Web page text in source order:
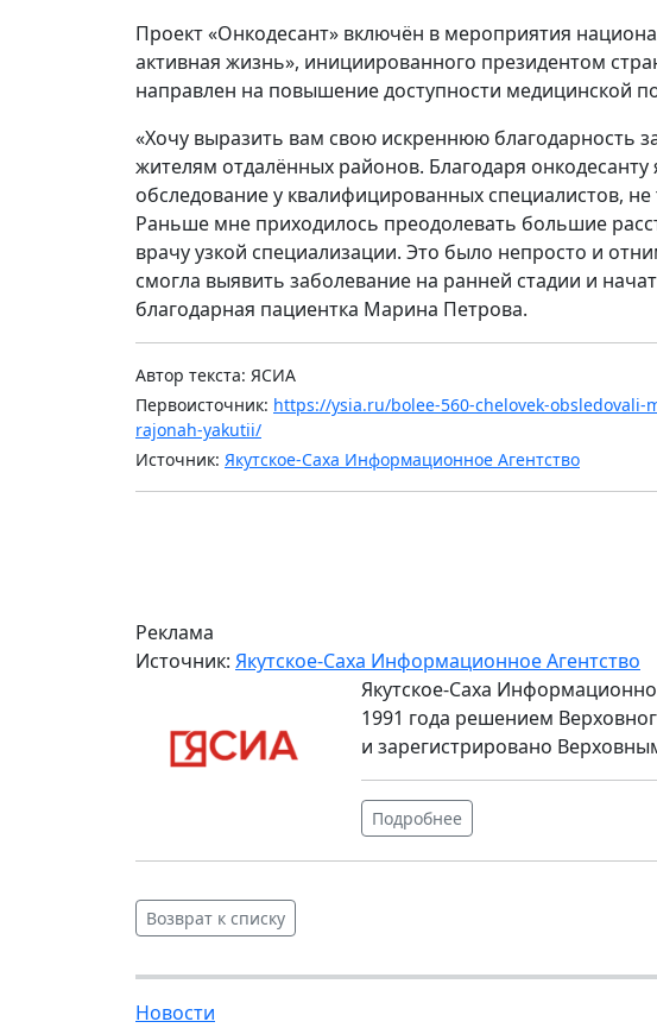
Проект «Онкодесант» включён в мероприятия
активная жизнь», инициированного президентом
направлен на повышение доступности медицинской
«Хочу выразить вам свою искреннюю благодарность
жителям отдалённых районов. Благодаря
обследование у квалифицированных специалистов,
Раньше мне приходилось преодолевать большие
врачу узкой специализации. Это было непросто и
смогла выявить заболевание на ранней стадии и
благодарная пациентка Марина Петрова.
Автор текста: ЯСИА
Первоисточник: https://ysia.ru/bolee-560-chelovek-
rajonah-yakutii/
Источник: Якутское-Саха Информационное Агентство
Реклама
Источник: Якутское-Саха Информационное Агентство
Якутское-Саха
1991 года решением
и зарегистрировано
Подробнее
Возврат к списку
Новости